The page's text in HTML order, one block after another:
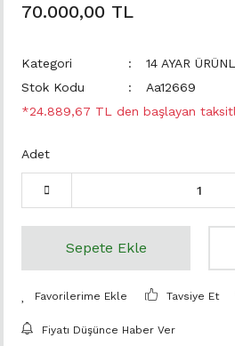
70.000,00 TL
Kategori 14 AYAR
Stok Kodu
Aa12669
*24.889,67 TL den başlayan
Adet
Sepete Ekle
Tavsiye Et
Fiyatı Düşünce Haber Ver